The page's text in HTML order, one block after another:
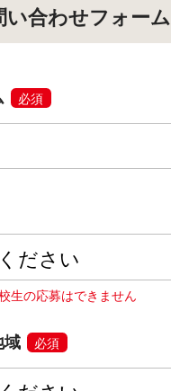
い合わせフォーム
必須
生の応募はできません
域 必須